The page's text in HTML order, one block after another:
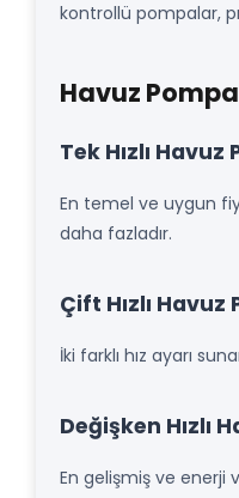
kontrollü pompalar,
Havuz
Tek Hızlı Havuz
En temel ve uygun
daha fazladır.
Çift Hızlı Havuz
İki farklı hız ayarı
Değişken Hızlı
En gelişmiş ve enerji